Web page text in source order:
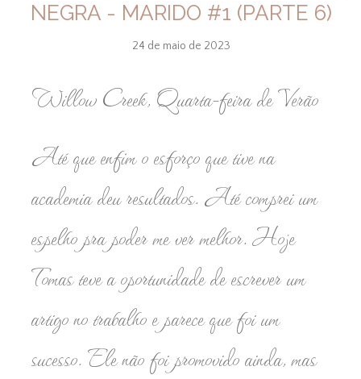
NEGRA - MARIDO #1 (PARTE 6)
24 de maio de 2023
Willow Creek, Quarta-feira de Verão
Até que enfim o esforço que tive na
academia deu resultados. Até comprei um
espelho pra poder me ver melhor. Hoje
Tomas teve a oportunidade de escrever um
artigo no trabalho e parece que foi um
sucesso. Ele não foi promovido ainda, mas